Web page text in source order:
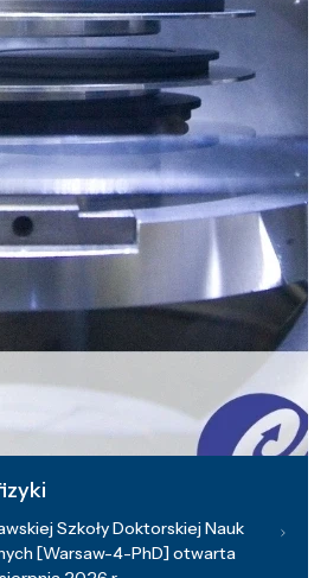
Szkoły Doktorskiej Nauk
[Warsaw-4-PhD] otwarta